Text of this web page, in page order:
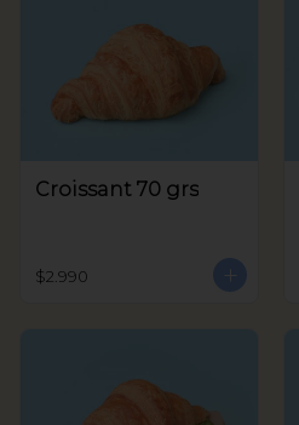
Croissant 70 grs
$2.990